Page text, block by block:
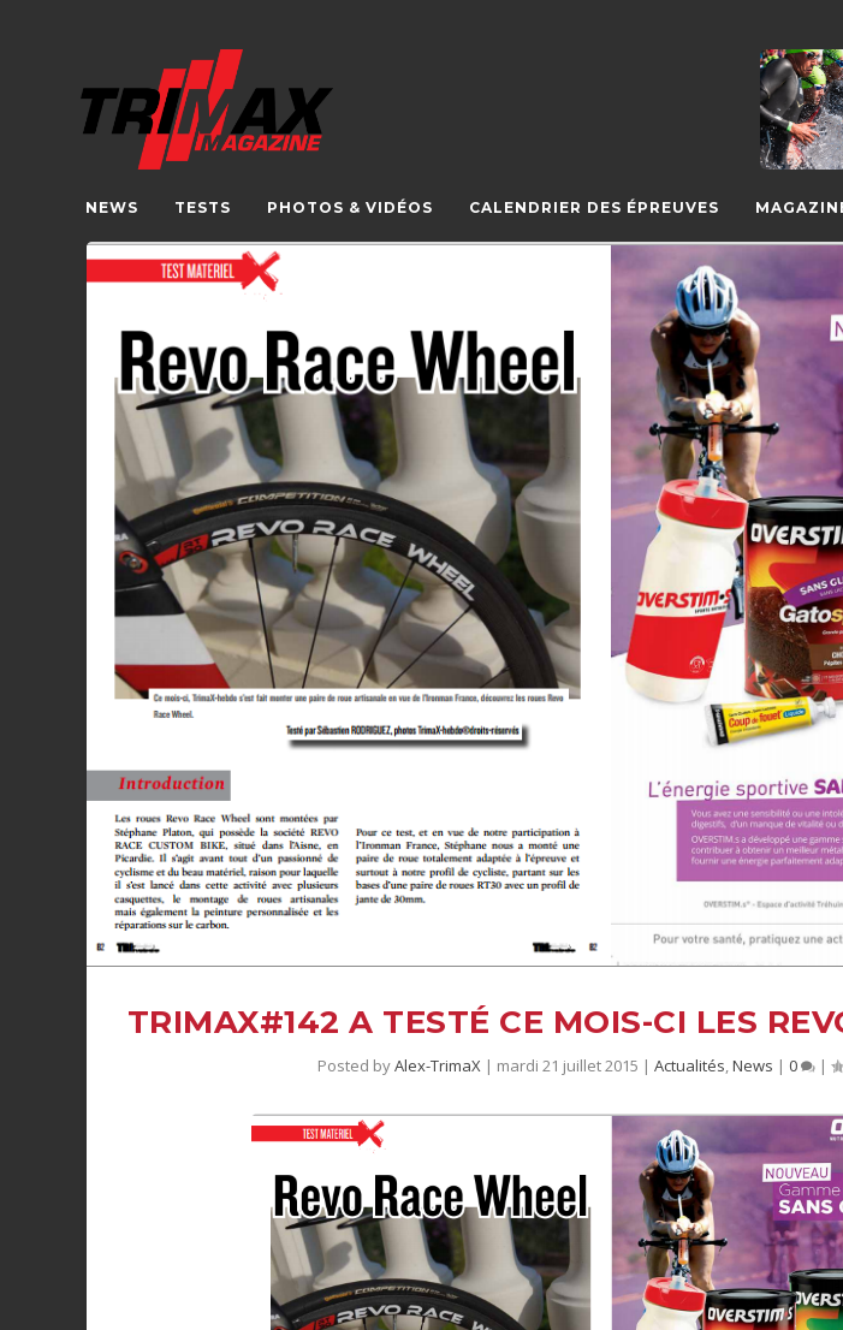
NEWS TESTS PHOTOS & VIDÉOS CALENDRIER DES ÉPREUVES
TRIMAX#142 A TESTÉ CE MOIS-CI LES
Posted byAlex-TrimaX | mardi 21 juillet 2015 |Actualités,News |0 |